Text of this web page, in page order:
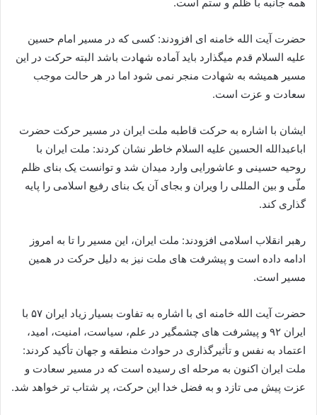
حضرت آیت الله خامنه ای افزودند: کسی که در مسیر امام حسین
علیه السلام قدم میگذارد باید آماده شهادت باشد البته حرکت در این
مسیر همیشه به شهادت منجر نمی شود اما در هر حالت موجب
سعادت و عزت است.
ایشان با اشاره به حرکت قاطبه ملت ایران در مسیر حرکت حضرت
اباعبدالله الحسین علیه السلام خاطر نشان کردند: ملت ایران با
روحیه حسینی و عاشورایی وارد میدان شد و توانست یک بنای ظلم
ملّی و بین المللی را ویران و بجای آن یک بنای رفیع اسلامی را پایه
گذاری کند.
رهبر انقلاب اسلامی افزودند: ملت ایران، این مسیر را تا به امروز
ادامه داده است و پیشرفت های ملت نیز به دلیل حرکت در همین
مسیر است.
حضرت آیت الله خامنه ای با اشاره به تفاوت بسیار زیاد ایران ۵۷ با
ایران ۹۲ و پیشرفت های چشمگیر در علم، سیاست، امنیت، امید،
اعتماد به نفس و تأثیرگذاری در حوادث منطقه و جهان تأکید کردند:
ملت ایران اکنون به مرحله ای رسیده است که در مسیر سعادت و
عزت پیش می تازد و به فضل خدا این حرکت، پر شتاب تر خواهد شد.